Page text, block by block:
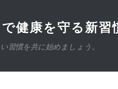
健康を守る新習
習慣を共に始めましょう。